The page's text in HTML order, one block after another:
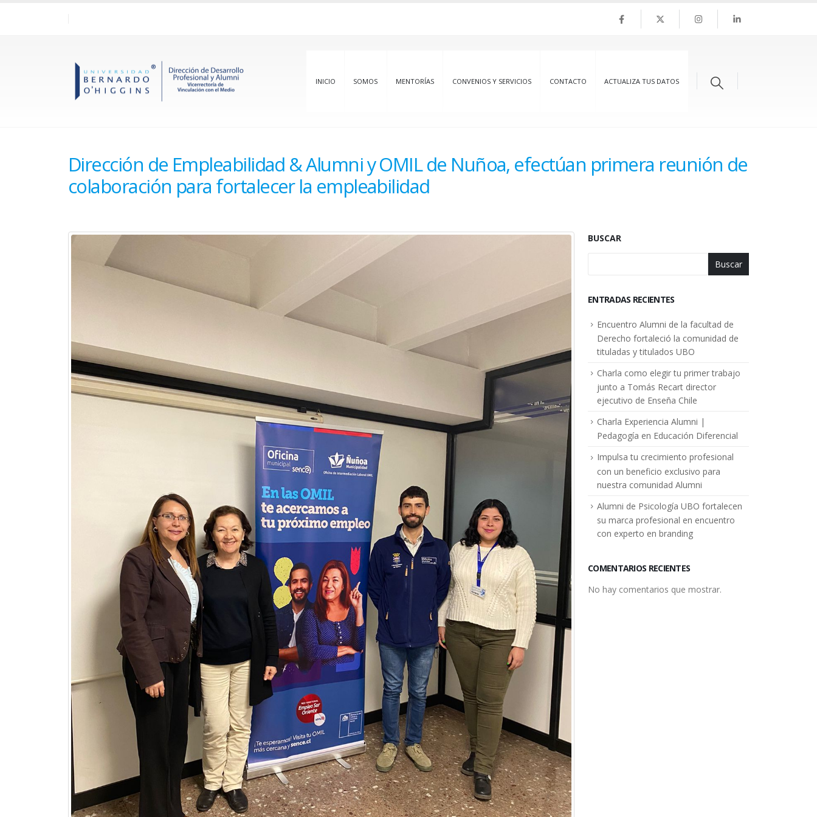
INICIO SOMOS MENTORÍAS CONVENIOS Y SERVICIOS CONTACTO ACTUALIZA TUS DATOS
Dirección de Empleabilidad & Alumni y OMIL de Nuñoa, efectúan primera reunión de
colaboración para fortalecer la empleabilidad
BUSCAR
Buscar
ENTRADAS RECIENTES
Encuentro Alumni de la facultad de
Derecho fortaleció la comunidad de
tituladas y titulados UBO
Charla como elegir tu primer trabajo
junto a Tomás Recart director
ejecutivo de Enseña Chile
Charla Experiencia Alumni |
Pedagogía en Educación Diferencial
Impulsa tu crecimiento profesional
con un beneficio exclusivo para
nuestra comunidad Alumni
Alumni de Psicología UBO fortalecen
su marca profesional en encuentro
con experto en branding
COMENTARIOS RECIENTES
No hay comentarios que mostrar.